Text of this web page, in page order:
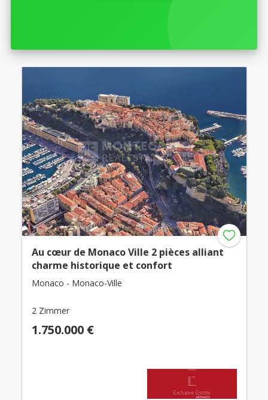
Au cœur de Monaco Ville 2 pièces alliant
charme historique et confort
Monaco - Monaco-Ville
2 Zimmer
1.750.000 €